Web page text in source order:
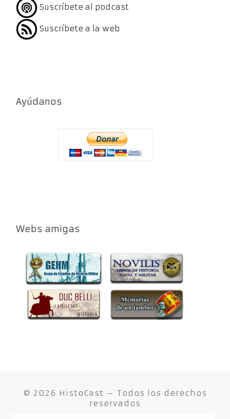
Suscríbete al podcast
Suscríbete a la web
Ayúdanos
Webs amigas
© 2026 HistoCast – Todos los derechos
reservados